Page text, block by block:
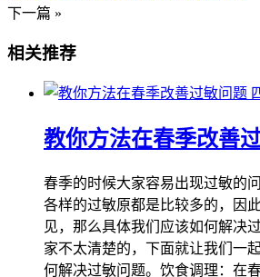
下一篇 »
相关推荐
教你方法在春季改善
春季的时候大家容易出现过敏的
各样的过敏原都是比较多的，因
见，那么具体我们应该如何解决
家不太清楚的，下面就让我们一
何解决过敏问题。饮食调理：在